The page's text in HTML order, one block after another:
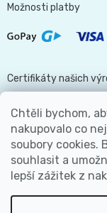
Chtěli bychom,
nakupovalo co
soubory cookies.
souhlasit a
lepší zážitek z
Možnosti platby
Certifikáty našich
Jsme hlavní